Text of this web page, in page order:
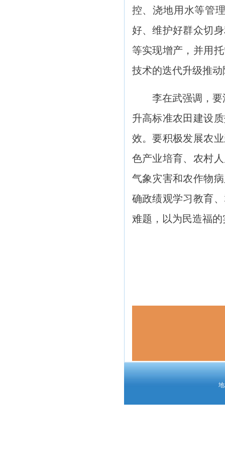
控、浇地用水等管
好、维护好群众切
等实现增产，并用
技术的迭代升级推
李在武强调，要深
升高标准农田建设
效。要积极发展农
色产业培育、农村
气象灾害和农作物
确政绩观学习教育
难题，以为民造福